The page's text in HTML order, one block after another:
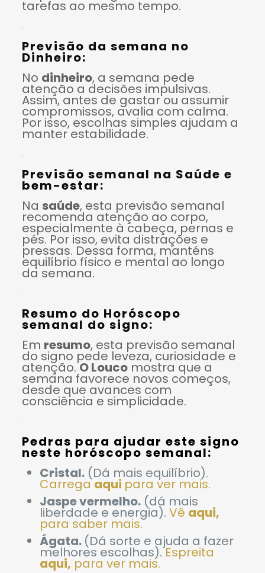
tarefas ao mesmo tempo.
.
Previsão da semana no
Dinheiro:
No dinheiro, a semana pede
atenção a decisões impulsivas.
Assim, antes de gastar ou assumir
compromissos, avalia com calma.
Por isso, escolhas simples ajudam a
manter estabilidade.
.
Previsão semanal na Saúde e
bem-estar:
Na saúde, esta previsão semanal
recomenda atenção ao corpo,
especialmente à cabeça, pernas e
pés. Por isso, evita distrações e
pressas. Dessa forma, manténs
equilíbrio físico e mental ao longo
da semana.
.
Resumo do Horóscopo
semanal do signo:
Em resumo, esta previsão semanal
do signo pede leveza, curiosidade e
atenção.O Loucomostra que a
semana favorece novos começos,
desde que avances com
consciência e simplicidade.
.
Pedras para ajudar este signo
neste horóscopo semanal:
Cristal.(Dá mais equilíbrio).
Carregaaqui para ver mais.
Jaspe vermelho.(dá mais
liberdade e energia). Vê aqui,
para saber mais.
Ágata. (Dá sorte e ajuda a fazer
melhores escolhas).Espreita
aqui, para ver mais.